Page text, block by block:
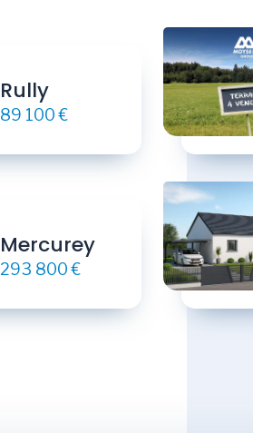
Rully
89 100 €
Mercurey
293 800 €